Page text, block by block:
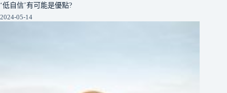
‘低自信’有可能是優點?
2024-05-14